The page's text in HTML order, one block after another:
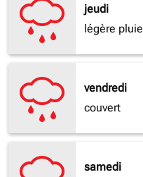
jeudi
légère pluie
vendredi
couvert
samedi